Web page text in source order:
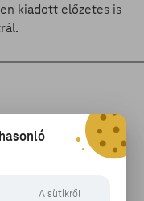
kiadott előzetes is
A sütikről